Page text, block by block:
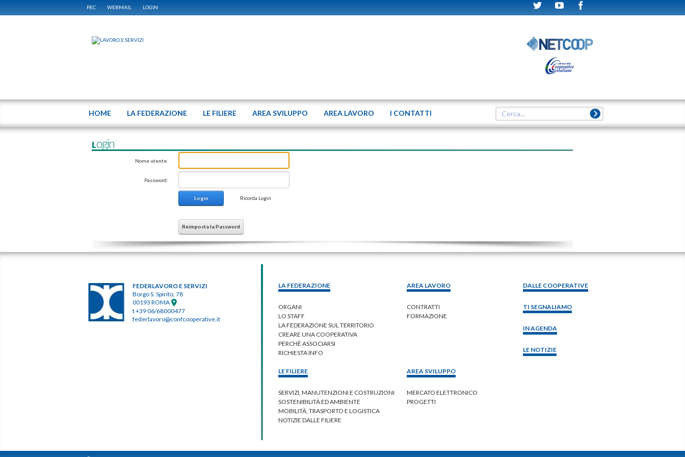
PEC WEBMAIL LOGIN
HOME LA FEDERAZIONE LE FILIERE AREA SVILUPPO AREA LAVORO I CONTATTI
Login
Nome utente:
Password:
Login Ricorda Login
Reimposta la Password
LA FEDERAZIONE
ORGANI
LO STAFF
LA FEDERAZIONE SUL TERRITORIO
CREARE UNA COOPERATIVA
PERCHÈ ASSOCIARSI
RICHIESTA INFO
LE FILIERE
SERVIZI, MANUTENZIONI E COSTRUZIONI
SOSTENIBILITÀ ED AMBIENTE
MOBILITÀ, TRASPORTO E LOGISTICA
NOTIZIE DALLE FILIERE
AREA SVILUPPO
MERCATO ELETTRONICO
PROGETTI
AREA LAVORO
CONTRATTI
FORMAZIONE
DALLE COOPERATIVE
TI SEGNALIAMO
IN AGENDA
LE NOTIZIE
FEDERLAVORO E SERVIZI
Borgo S. Spirito, 78
00193 ROMA
t +39 06/68000477
federlavoro@confcooperative.it